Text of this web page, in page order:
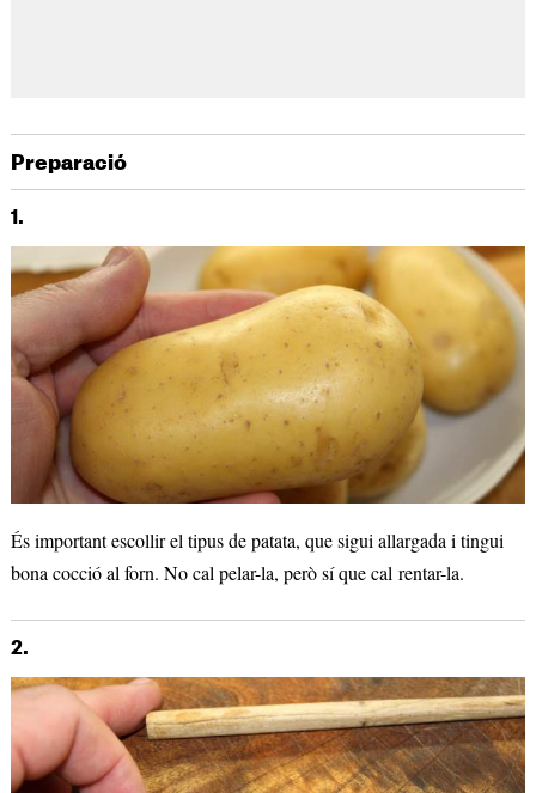
Preparació
1.
És important escollir el tipus de patata, que sigui allargada i tingui
bona cocció al forn. No cal pelar-la, però sí que cal rentar-la.
2.